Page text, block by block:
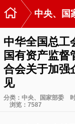
 中央、国
中华全国总工
国有资产监督
合会关于加强
见
分类： 中央、国家部委
浏览： 7587